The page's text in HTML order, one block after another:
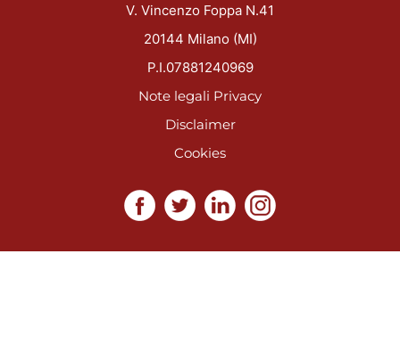
V. Vincenzo Foppa N.41
20144 Milano (MI)
P.I.07881240969
Note legali Privacy
Disclaimer
Cookies